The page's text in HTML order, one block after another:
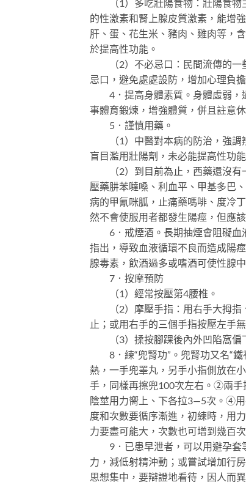
（1）多吃壯陽食物：壯陽食物
的性激素和腎上腺皮質激素，能增
肝、蛋、花生米、豬肉、雞肉等，
於提高性功能。
（2）不必忌口：民間流傳的一
忌口，避免處處設防，增加心理負
4．提高身體素質。身體虛弱，
事體育鍛煉，增強體質，併且註意
5．謹慎用藥。
（1）中醫對本病的防治，強調
盲目濫用壯陽劑，未必能提高性功
（2）到目前為止，西藥還沒有
壓藥肼苯噠嗓、利血平、甲基多巴
病的甲氰咪胍，止痛藥嗎啡、度冷
然不會使服用者都發生陽痙，但應
6．戒煙酒。長期抽煙會阻礙血
指出，導致血液循環不良而造成陽
腺毒素，飲酒過多或嗜酒可使性腺
7．按摩預防
（1）經常按壓第4腰椎。
（2）摩壓手指：用右手大拇指
止；或用右手的三個手指按壓左手
（3）揉按腳踝後內外凹陷窩偏
8．練“兜腎功”。兜腎功又名“鐵
熱，一手兜睪丸，另手小指側放在
手，同樣再擦兜100次左右。②兩
陰莖用力嚮上、下各拉3—5次。④
度和次數要循序漸進，初練時，用
力要盡可能大，次數也可增到幾百
9．已患早泄者，可以用避孕套
力，減低射精沖動；或嘗試增加行
思想集中，要辯證地看待，因人而